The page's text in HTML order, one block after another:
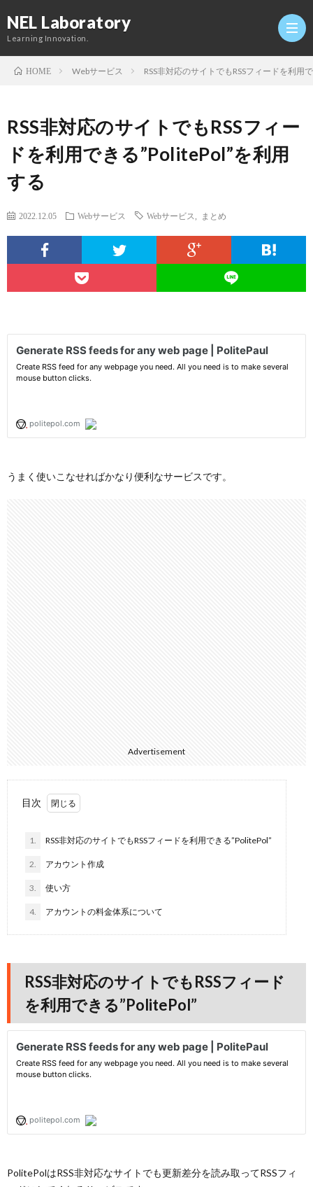
NEL Laboratory
Learning Innovation.
HOME Webサービス RSS非対応のサイトでもRSSフィードを利用
RSS非対応のサイトでもRSSフィー
ドを利用できる”PolitePol”を利用
する
2022.12.05 Webサービス Webサービス まとめ
うまく使いこなせればかなり便利なサービスです。
Advertisement
目次
1. RSS非対応のサイトでもRSSフィードを利用できる”PolitePol”
2. アカウント作成
3. 使い方
4. アカウントの料金体系について
RSS非対応のサイトでもRSSフィード
を利用できる”PolitePol”
PolitePolはRSS非対応なサイトでも更新差分を読み取ってRSSフィ